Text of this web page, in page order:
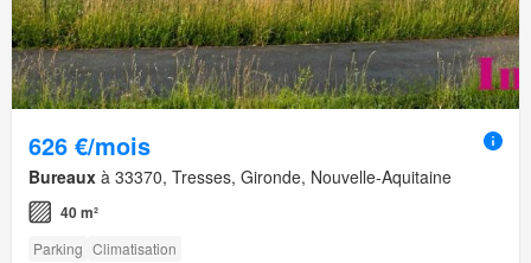
626 €/mois
Bureaux à 33370, Tresses, Gironde, Nouvelle-Aquitaine
40 m²
Parking Climatisation